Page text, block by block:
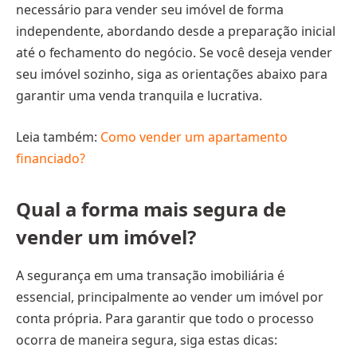
necessário para vender seu imóvel de forma
independente, abordando desde a preparação inicial
até o fechamento do negócio. Se você deseja vender
seu imóvel sozinho, siga as orientações abaixo para
garantir uma venda tranquila e lucrativa.
Leia também: Como vender um apartamento
financiado?
Qual a forma mais segura de
vender um imóvel?
A segurança em uma transação imobiliária é
essencial, principalmente ao vender um imóvel por
conta própria. Para garantir que todo o processo
ocorra de maneira segura, siga estas dicas: